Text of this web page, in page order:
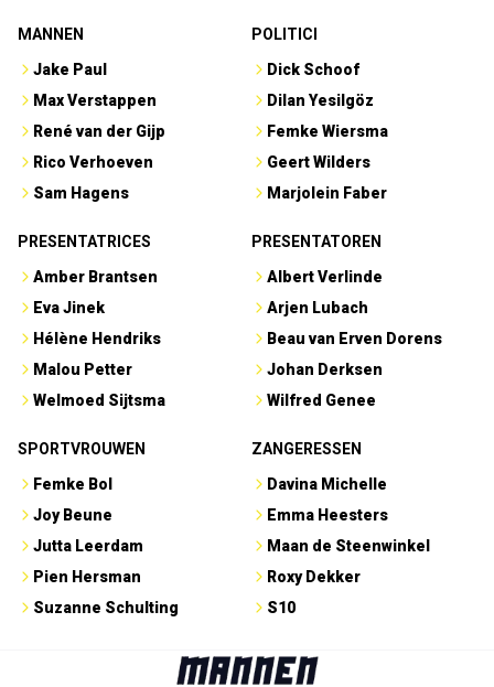
MANNEN
Jake Paul
Max Verstappen
René van der Gijp
Rico Verhoeven
Sam Hagens
POLITICI
Dick Schoof
Dilan Yesilgöz
Femke Wiersma
Geert Wilders
Marjolein Faber
PRESENTATRICES
Amber Brantsen
Eva Jinek
Hélène Hendriks
Malou Petter
Welmoed Sijtsma
PRESENTATOREN
Albert Verlinde
Arjen Lubach
Beau van Erven Dorens
Johan Derksen
Wilfred Genee
SPORTVROUWEN
Femke Bol
Joy Beune
Jutta Leerdam
Pien Hersman
Suzanne Schulting
ZANGERESSEN
Davina Michelle
Emma Heesters
Maan de Steenwinkel
Roxy Dekker
S10